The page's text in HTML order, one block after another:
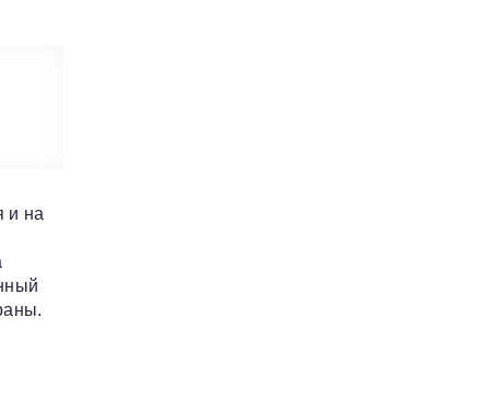
и на